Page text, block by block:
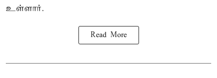
உள்ளார்.
Read More